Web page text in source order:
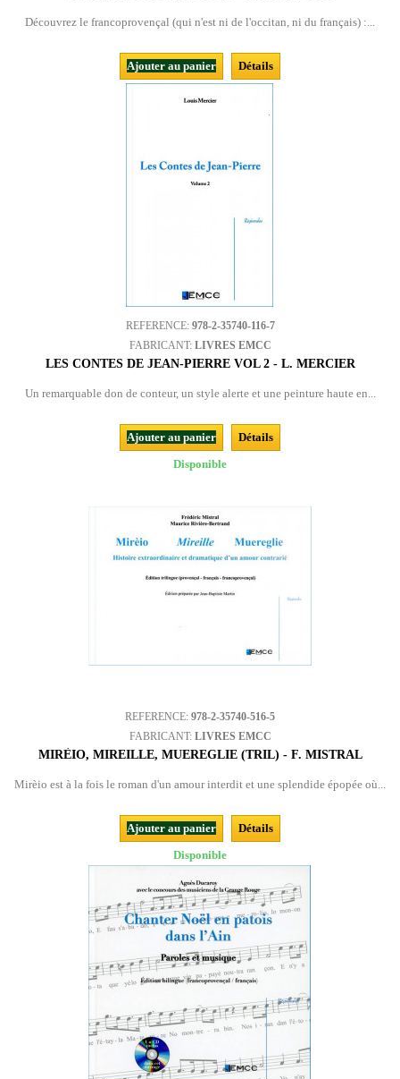
Découvrez le francoprovençal (qui n'est ni de l'occitan, ni du français) :...
Ajouter au panier Détails
REFERENCE: 978-2-35740-116-7
FABRICANT: LIVRES EMCC
LES CONTES DE JEAN-PIERRE VOL 2 - L. MERCIER
Un remarquable don de conteur, un style alerte et une peinture haute en...
Ajouter au panier
Détails
Disponible
REFERENCE: 978-2-35740-516-5
FABRICANT: LIVRES EMCC
MIRÈIO, MIREILLE, MUEREGLIE (TRIL) - F. MISTRAL
Mirèio est à la fois le roman d'un amour interdit et une splendide épopée où...
Ajouter au panier
Détails
Disponible